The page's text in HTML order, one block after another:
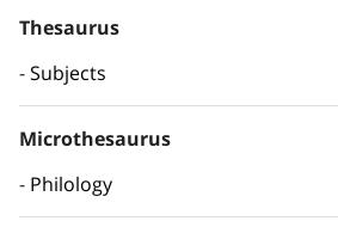
Thesaurus
Subjects
Microthesaurus
Philology